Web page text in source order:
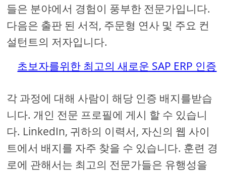
들은 분야에서 경험이 풍부한 전문가입니다.
다음은 출판 된 서적, 주문형 연사 및 주요 컨
설턴트의 저자입니다.
초보자를위한 최고의 새로운 SAP ERP 인증
각 과정에 대해 사람이 해당 인증 배지를받습
니다. 개인 전문 프로필에 게시 할 수 있습니
다. LinkedIn, 귀하의 이력서, 자신의 웹 사이
트에서 배지를 자주 찾을 수 있습니다. 훈련 경
로에 관해서는 최고의 전문가들은 유행성을